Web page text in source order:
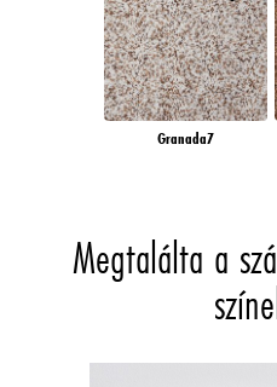
Granada7
Megtalálta a